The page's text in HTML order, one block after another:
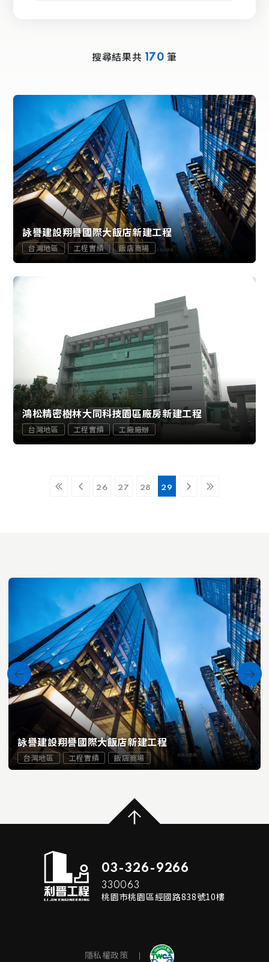
搜尋結果共 170 筆
詠譽建設翔譽國際大飯店新建工程
台灣地區 工程實績 飯店商場
鴻松精密樹林大同科技園區廠房新建工程
台灣地區 工程實績 工廠廠辦
26 27 28 29
詠譽建設翔譽國際大飯店新建工程
台灣地區 工程實績 飯店商場
03-326-9266
330063
桃園市桃園區經國路838號10樓
隱私權政策